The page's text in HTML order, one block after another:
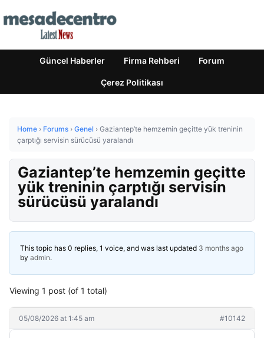
Güncel Haberler Firma Rehberi Forum
Çerez Politikası
Home › Forums › Genel › Gaziantep’te hemzemin geçitte yük treninin
çarptığı servisin sürücüsü yaralandı
Gaziantep’te hemzemin geçitte
yük treninin çarptığı servisin
sürücüsü yaralandı
This topic has 0 replies, 1 voice, and was last updated 3 months ago
by admin.
Viewing 1 post (of 1 total)
05/08/2026 at 1:45 am #10142